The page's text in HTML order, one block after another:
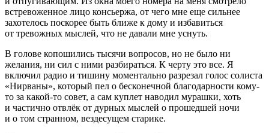
встревоженное лицо консьержа, от чего мне еще сильнее
захотелось поскорее быть ближе к дому и избавиться
от тревожных мыслей, что не давали мне уснуть.
В голове копошились тысячи вопросов, но не было ни
желания, ни сил с ними разбираться. К черту это все. Я
включил радио и тишину моментально разрезал голос солиста
«Нирваны», который пел о бесконечной благодарности кому-
то за какой-то совет, а сам куплет наводил мурашки, хоть
и частично отвлёк от дурных мыслей о прошедшей ночи
и о том странном, вездесущем старике.